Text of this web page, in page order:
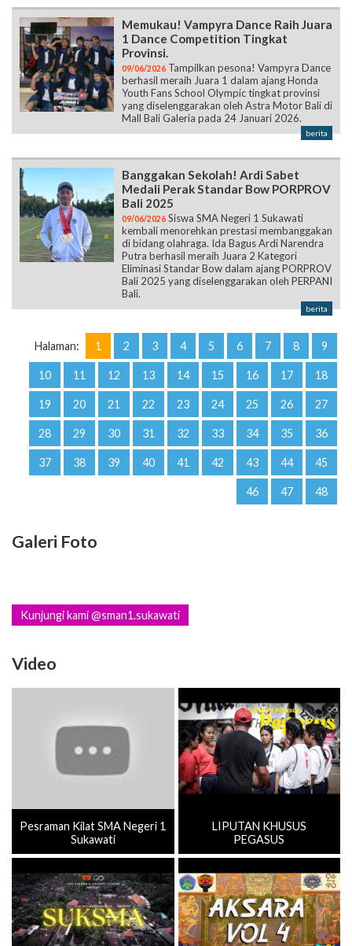
Memukau! Vampyra Dance Raih Juara
1 Dance Competition Tingkat
Provinsi.
09/06/2026 Tampilkan pesona! Vampyra Dance
berhasil meraih Juara 1 dalam ajang Honda
Youth Fans School Olympic tingkat provinsi
yang diselenggarakan oleh Astra Motor Bali di
Mall Bali Galeria pada 24 Januari 2026.
berita
Banggakan Sekolah! Ardi Sabet
Medali Perak Standar Bow PORPROV
Bali 2025
09/06/2026 Siswa SMA Negeri 1 Sukawati
kembali menorehkan prestasi membanggakan
di bidang olahraga. Ida Bagus Ardi Narendra
Putra berhasil meraih Juara 2 Kategori
Eliminasi Standar Bow dalam ajang PORPROV
Bali 2025 yang diselenggarakan oleh PERPANI
Bali.
berita
Halaman: 1 2 3 4 5 6 7 8 9
10 11 12 13 14 15 16 17 18
19 20 21 22 23 24 25 26 27
28 29 30 31 32 33 34 35 36
37 38 39 40 41 42 43 44 45
46 47 48
Galeri Foto
Kunjungi kami @sman1.sukawati
Video
Pesraman Kilat SMA Negeri 1
Sukawati
LIPUTAN KHUSUS
PEGASUS